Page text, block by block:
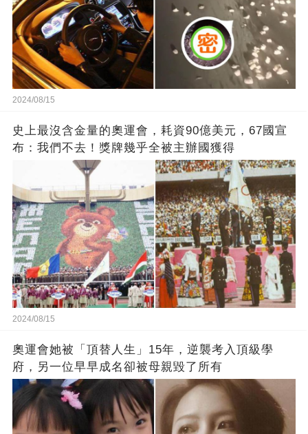
2024/08/15
史上最沒含金量的奧運會，耗資90億美元，67國宣
布：我們不去！獎牌幾乎全被主辦國獲得
2024/08/15
奧運會她被「頂替人生」15年，逆襲考入頂級學
府，另一位早早成名卻被母親毀了所有